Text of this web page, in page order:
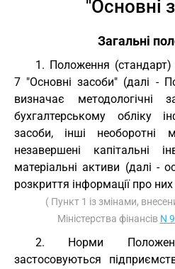
"Основні
Загальні
1. Положення (стандарт)
7 "Основні засоби" (далі -
визначає
бухгалтерському обліку
засоби, інші необоротні
незавершені капітальні
матеріальні активи (далі -
розкриття інформації про них
( Пункт 1 із змінами,
Міністерства фінансів N
2. Норми
застосовуються